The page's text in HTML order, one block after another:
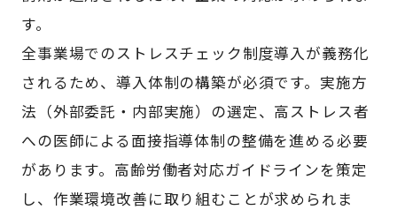
す。
全事業場でのストレスチェック制度導入が義務化
されるため、導入体制の構築が必須です。実施方
法（外部委託・内部実施）の選定、高ストレス者
への医師による面接指導体制の整備を進める必要
があります。高齢労働者対応ガイドラインを策定
し、作業環境改善に取り組むことが求められま